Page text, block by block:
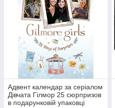
Адвент календар за серіалом
Дівчата Гілмор 25 сюрпризов
в подарунковій упаковці